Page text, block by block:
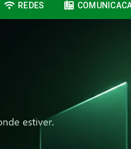
REDES